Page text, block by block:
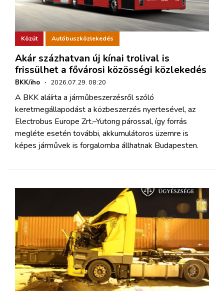
Közút Autóbuszközlekedés
Akár százhatvan új kínai trolival is
frissülhet a fővárosi közösségi közlekedés
BKK/iho · 2026.07.29. 08:20
A BKK aláírta a járműbeszerzésről szóló
keretmegállapodást a közbeszerzés nyertesével, az
Electrobus Europe Zrt.–Yutong párossal, így forrás
megléte esetén további, akkumulátoros üzemre is
képes járművek is forgalomba állhatnak Budapesten.